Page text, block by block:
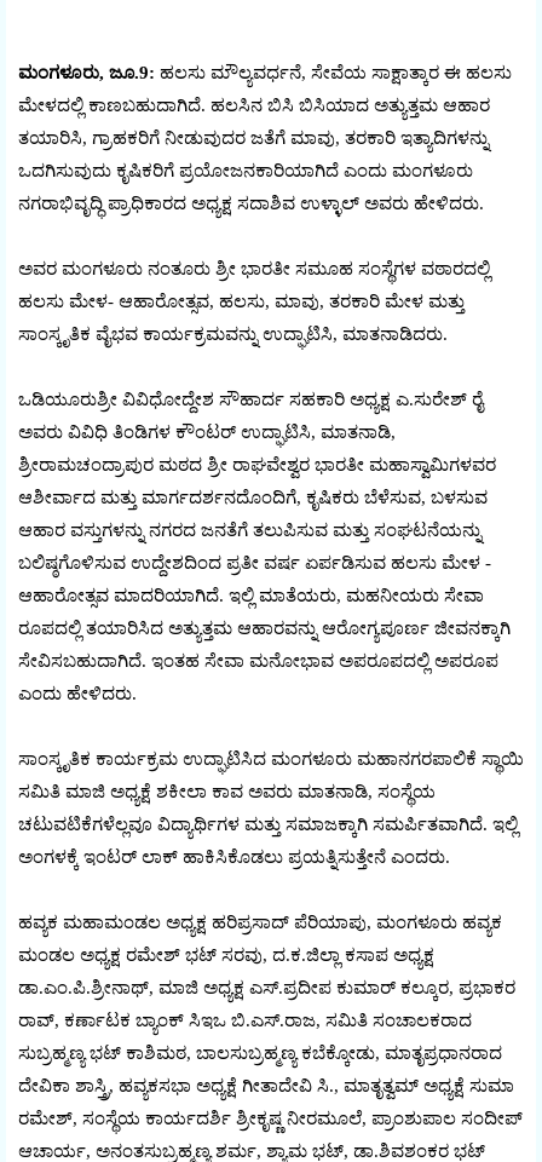
ಮಂಗಳೂರು, ಜೂ.9: ಹಲಸು ಮೌಲ್ಯವರ್ಧನೆ, ಸೇವೆಯ ಸಾಕ್ಷಾತ್ಕಾರ ಈ ಹಲಸು
ಮೇಳದಲ್ಲಿ ಕಾಣಬಹುದಾಗಿದೆ. ಹಲಸಿನ ಬಿಸಿ ಬಿಸಿಯಾದ ಅತ್ಯುತ್ತಮ ಆಹಾರ
ತಯಾರಿಸಿ, ಗ್ರಾಹಕರಿಗೆ ನೀಡುವುದರ ಜತೆಗೆ ಮಾವು, ತರಕಾರಿ ಇತ್ಯಾದಿಗಳನ್ನು
ಒದಗಿಸುವುದು ಕೃಷಿಕರಿಗೆ ಪ್ರಯೋಜನಕಾರಿಯಾಗಿದೆ ಎಂದು ಮಂಗಳೂರು
ನಗರಾಭಿವೃದ್ಧಿ ಪ್ರಾಧಿಕಾರದ ಅಧ್ಯಕ್ಷ ಸದಾಶಿವ ಉಳ್ಳಾಲ್‌ ಅವರು ಹೇಳಿದರು.
ಅವರ ಮಂಗಳೂರು ನಂತೂರು ಶ್ರೀ ಭಾರತೀ ಸಮೂಹ ಸಂಸ್ಥೆಗಳ ವಠಾರದಲ್ಲಿ
ಹಲಸು ಮೇಳ- ಆಹಾರೋತ್ಸವ, ಹಲಸು, ಮಾವು, ತರಕಾರಿ ಮೇಳ ಮತ್ತು
ಸಾಂಸ್ಕೃತಿಕ ವೈಭವ ಕಾರ್ಯಕ್ರಮವನ್ನು ಉದ್ಘಾಟಿಸಿ, ಮಾತನಾಡಿದರು.
ಒಡಿಯೂರುಶ್ರೀ ವಿವಿಧೋದ್ದೇಶ ಸೌಹಾರ್ದ ಸಹಕಾರಿ ಅಧ್ಯಕ್ಷ ಎ.ಸುರೇಶ್‌ ರೈ
ಅವರು ವಿವಿಧಿ ತಿಂಡಿಗಳ ಕೌಂಟರ್‌ ಉದ್ಘಾಟಿಸಿ, ಮಾತನಾಡಿ,
ಶ್ರೀರಾಮಚಂದ್ರಾಪುರ ಮಠದ ಶ್ರೀ ರಾಘವೇಶ್ವರ ಭಾರತೀ ಮಹಾಸ್ವಾಮಿಗಳವರ
ಆಶೀರ್ವಾದ ಮತ್ತು ಮಾರ್ಗದರ್ಶನದೊಂದಿಗೆ, ಕೃಷಿಕರು ಬೆಳೆಸುವ, ಬಳಸುವ
ಆಹಾರ ವಸ್ತುಗಳನ್ನು ನಗರದ ಜನತೆಗೆ ತಲುಪಿಸುವ ಮತ್ತು ಸಂಘಟನೆಯನ್ನು
ಬಲಿಷ್ಠಗೊಳಿಸುವ ಉದ್ದೇಶದಿಂದ ಪ್ರತೀ ವರ್ಷ ಏರ್ಪಡಿಸುವ ಹಲಸು ಮೇಳ -
ಆಹಾರೋತ್ಸವ ಮಾದರಿಯಾಗಿದೆ. ಇಲ್ಲಿ ಮಾತೆಯರು, ಮಹನೀಯರು ಸೇವಾ
ರೂಪದಲ್ಲಿ ತಯಾರಿಸಿದ ಅತ್ಯುತ್ತಮ ಆಹಾರವನ್ನು ಆರೋಗ್ಯಪೂರ್ಣ ಜೀವನಕ್ಕಾಗಿ
ಸೇವಿಸಬಹುದಾಗಿದೆ. ಇಂತಹ ಸೇವಾ ಮನೋಭಾವ ಅಪರೂಪದಲ್ಲಿ ಅಪರೂಪ
ಎಂದು ಹೇಳಿದರು.
ಸಾಂಸ್ಕೃತಿಕ ಕಾರ್ಯಕ್ರಮ ಉದ್ಘಾಟಿಸಿದ ಮಂಗಳೂರು ಮಹಾನಗರಪಾಲಿಕೆ ಸ್ಥಾಯಿ
ಸಮಿತಿ ಮಾಜಿ ಅಧ್ಯಕ್ಷೆ ಶಕೀಲಾ ಕಾವ ಅವರು ಮಾತನಾಡಿ, ಸಂಸ್ಥೆಯ
ಚಟುವಟಿಕೆಗಳೆಲ್ಲವೂ ವಿದ್ಯಾರ್ಥಿಗಳ ಮತ್ತು ಸಮಾಜಕ್ಕಾಗಿ ಸಮರ್ಪಿತವಾಗಿದೆ. ಇಲ್ಲಿ
ಅಂಗಳಕ್ಕೆ ಇಂಟರ್‌ ಲಾಕ್‌ ಹಾಕಿಸಿಕೊಡಲು ಪ್ರಯತ್ನಿಸುತ್ತೇನೆ ಎಂದರು.
ಹವ್ಯಕ ಮಹಾಮಂಡಲ ಅಧ್ಯಕ್ಷ ಹರಿಪ್ರಸಾದ್‌ ಪೆರಿಯಾಪು, ಮಂಗಳೂರು ಹವ್ಯಕ
ಮಂಡಲ ಅಧ್ಯಕ್ಷ ರಮೇಶ್‌ ಭಟ್‌ ಸರವು, ದ.ಕ.ಜಿಲ್ಲಾ ಕಸಾಪ ಅಧ್ಯಕ್ಷ
ಡಾ.ಎಂ.ಪಿ.ಶ್ರೀನಾಥ್‌, ಮಾಜಿ ಅಧ್ಯಕ್ಷ ಎಸ್‌.ಪ್ರದೀಪ ಕುಮಾರ್‌ ಕಲ್ಕೂರ, ಪ್ರಭಾಕರ
ರಾವ್‌, ಕರ್ಣಾಟಕ ಬ್ಯಾಂಕ್‌ ಸಿಇಒ ಬಿ.ಎಸ್‌.ರಾಜ, ಸಮಿತಿ ಸಂಚಾಲಕರಾದ
ಸುಬ್ರಹ್ಮಣ್ಯ ಭಟ್‌ ಕಾಶಿಮಠ, ಬಾಲಸುಬ್ರಹ್ಮಣ್ಯ ಕಬೆಕ್ಕೋಡು, ಮಾತೃಪ್ರಧಾನರಾದ
ದೇವಿಕಾ ಶಾಸ್ತ್ರಿ, ಹವ್ಯಕಸಭಾ ಅಧ್ಯಕ್ಷೆ ಗೀತಾದೇವಿ ಸಿ., ಮಾತೃತ್ವಮ್‌ ಅಧ್ಯಕ್ಷೆ ಸುಮಾ
ರಮೇಶ್‌, ಸಂಸ್ಥೆಯ ಕಾರ್ಯದರ್ಶಿ ಶ್ರೀಕೃಷ್ಣ ನೀರಮೂಲೆ, ಪ್ರಾಂಶುಪಾಲ ಸಂದೀಪ್‌
ಆಚಾರ್ಯ, ಅನಂತಸುಬ್ರಹ್ಮಣ್ಯ ಶರ್ಮ, ಶ್ಯಾಮ ಭಟ್‌, ಡಾ.ಶಿವಶಂಕರ ಭಟ್‌